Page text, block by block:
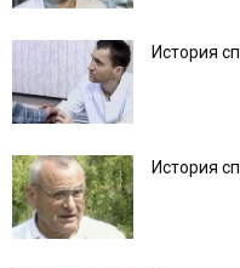
История
История